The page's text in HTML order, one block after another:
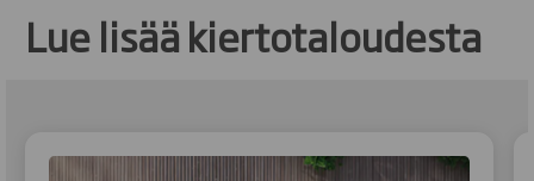
Lue lisää kiertotaloudesta